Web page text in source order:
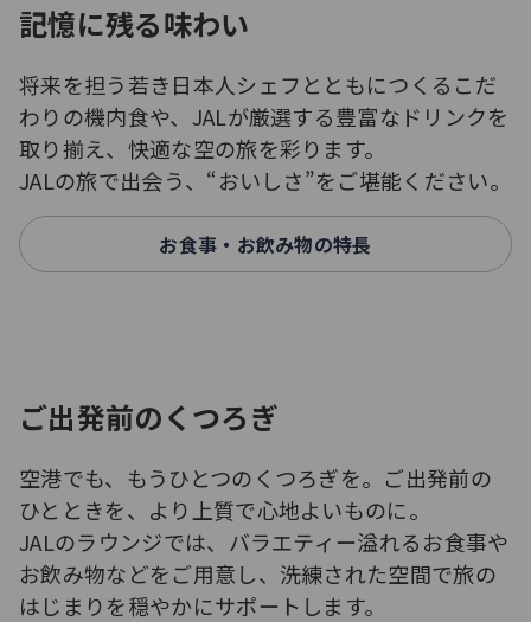
記憶に残る味わい
将来を担う若き日本人シェフとともにつくるこだ
わりの機内食や、JALが厳選する豊富なドリンクを
取り揃え、快適な空の旅を彩ります。
JALの旅で出会う、“おいしさ”をご堪能ください。
お食事・お飲み物の特長
ご出発前のくつろぎ
空港でも、もうひとつのくつろぎを。ご出発前の
ひとときを、より上質で心地よいものに。
JALのラウンジでは、バラエティー溢れるお食事や
お飲み物などをご用意し、洗練された空間で旅の
はじまりを穏やかにサポートします。